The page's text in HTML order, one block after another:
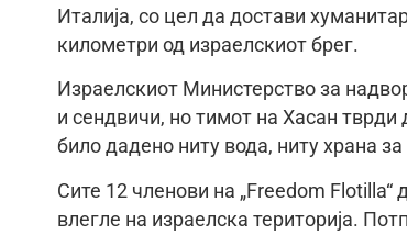
Италија, со цел да достави
километри од израелскиот брег.
Израелскиот Министерство за
и сендвичи, но тимот на Хасан
било дадено ниту вода, ниту храна
Сите 12 членови на „Freedom Flotilla“
влегле на израелска територија.